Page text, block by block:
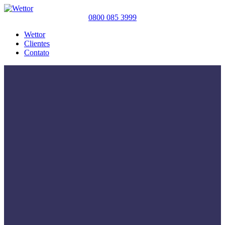
0800 085 3999
Wettor
Clientes
Contato